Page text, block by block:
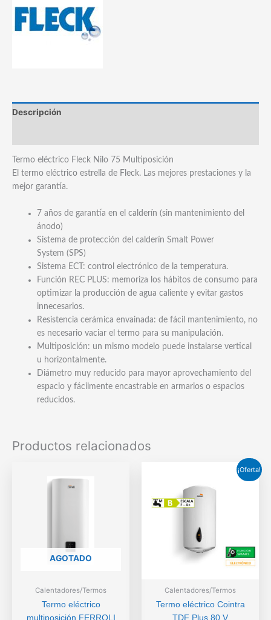
Multiposición
cantidad
Descripción
Termo eléctrico Fleck Nilo 75 Multiposición
El termo eléctrico estrella de Fleck. Las mejores prestaciones y la
mejor garantía.
7 años de garantía en el calderín (sin mantenimiento del
ánodo)
Sistema de protección del calderín Smalt Power
System (SPS)
Sistema ECT: control electrónico de la temperatura.
Función REC PLUS: memoriza los hábitos de consumo para
optimizar la producción de agua caliente y evitar gastos
innecesarios.
Resistencia cerámica envainada: de fácil mantenimiento, no
es necesario vaciar el termo para su manipulación.
Multiposición: un mismo modelo puede instalarse vertical
u horizontalmente.
Diámetro muy reducido para mayor aprovechamiento del
espacio y fácilmente encastrable en armarios o espacios
reducidos.
Productos relacionados
AGOTADO
Calentadores/Termos
Termo eléctrico
multiposición FERROLI
¡Oferta!
Calentadores/Termos
Termo eléctrico Cointra
TDF Plus 80 V